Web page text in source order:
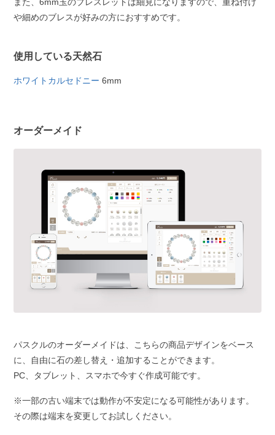
や細めのブレスが好みの方におすすめです。
使用している天然石
ホワイトカルセドニー 6mm
オーダーメイド
パスクルのオーダーメイドは、こちらの商品デザインをベース
に、自由に石の差し替え・追加することができます。
PC、タブレット、スマホで今すぐ作成可能です。
※一部の古い端末では動作が不安定になる可能性があります。
その際は端末を変更してお試しください。